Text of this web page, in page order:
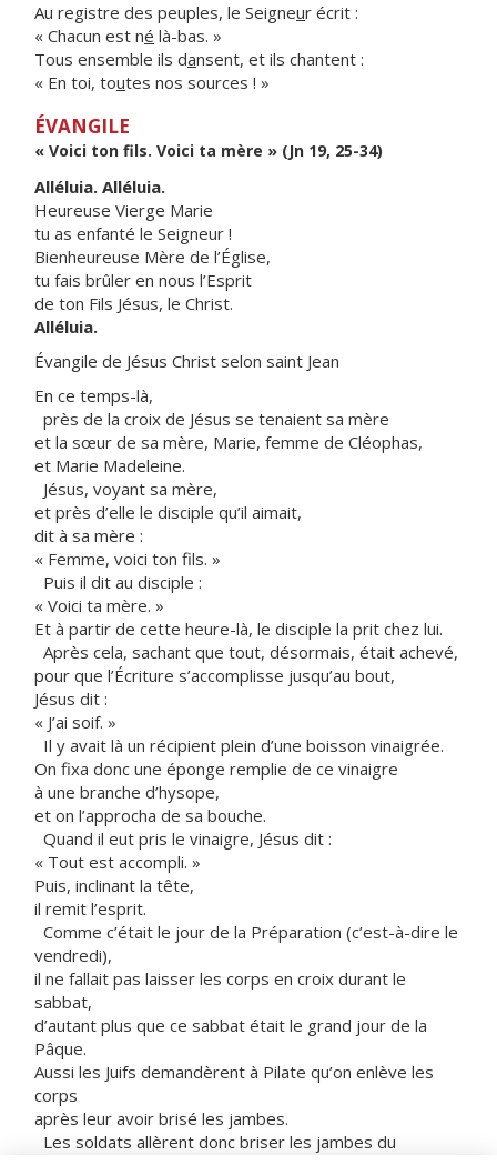
Au registre des peuples, le Seigneur écrit :
« Chacun est né là-bas. »
Tous ensemble ils dansent, et ils chantent :
« En toi, toutes nos sources ! »
ÉVANGILE
« Voici ton fils. Voici ta mère » (Jn 19, 25-34)
Alléluia. Alléluia.
Heureuse Vierge Marie
tu as enfanté le Seigneur !
Bienheureuse Mère de l’Église,
tu fais brûler en nous l’Esprit
de ton Fils Jésus, le Christ.
Alléluia.
Évangile de Jésus Christ selon saint Jean
En ce temps-là,
près de la croix de Jésus se tenaient sa mère
et la sœur de sa mère, Marie, femme de Cléophas,
et Marie Madeleine.
Jésus, voyant sa mère,
et près d’elle le disciple qu’il aimait,
dit à sa mère :
« Femme, voici ton fils. »
Puis il dit au disciple :
« Voici ta mère. »
Et à partir de cette heure-là, le disciple la prit chez lui.
Après cela, sachant que tout, désormais, était achevé,
pour que l’Écriture s’accomplisse jusqu’au bout,
Jésus dit :
« J’ai soif. »
Il y avait là un récipient plein d’une boisson vinaigrée.
On fixa donc une éponge remplie de ce vinaigre
à une branche d’hysope,
et on l’approcha de sa bouche.
Quand il eut pris le vinaigre, Jésus dit :
« Tout est accompli. »
Puis, inclinant la tête,
il remit l’esprit.
Comme c’était le jour de la Préparation (c’est-à-dire le
vendredi),
il ne fallait pas laisser les corps en croix durant le
sabbat,
d’autant plus que ce sabbat était le grand jour de la
Pâque.
Aussi les Juifs demandèrent à Pilate qu’on enlève les
corps
après leur avoir brisé les jambes.
Les soldats allèrent donc briser les jambes du